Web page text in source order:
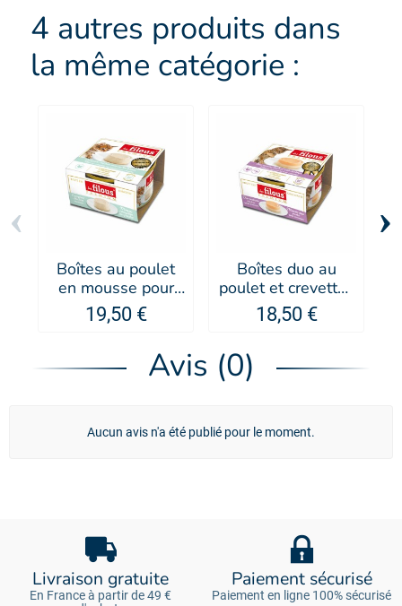
4 autres produits dans
la même catégorie :
Boîtes au poulet
en mousse pour
chaton - Les Filous
19,50 €
Boîtes duo au
poulet et crevettes
en mousse pour
chat - Les Filous
18,50 €
‹ ›
Avis (0)
Aucun avis n'a été publié pour le moment.
Livraison gratuite
En France à partir de 49 €
Paiement sécurisé
Paiement en ligne 100% sécurisé